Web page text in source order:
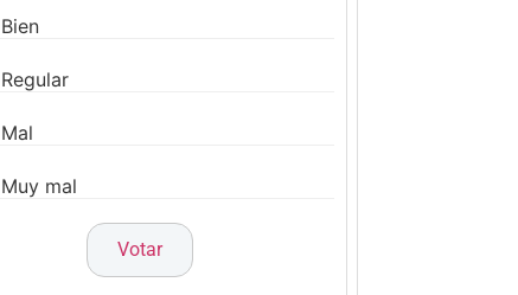
Bien
Regular
Mal
Muy mal